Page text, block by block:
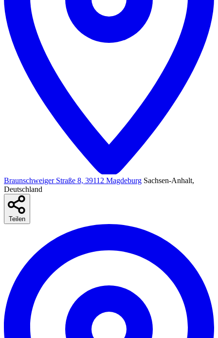
Braunschweiger Straße 8, 39112 Magdeburg Sachsen-Anhalt,
Deutschland
Teilen